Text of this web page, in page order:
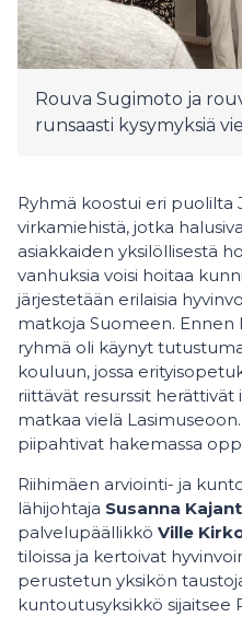
Rouva Sugimoto ja
runsaasti kysymyksiä
Ryhmä koostui eri puolilta
virkamiehistä, jotka
asiakkaiden yksilöllisestä
vanhuksia voisi hoitaa
järjestetään erilaisia
matkoja Suomeen. Ennen
ryhmä oli käynyt
kouluun, jossa
riittävät resurssit herättivät
matkaa vielä
piipahtivat hakemassa
Riihimäen arviointi- ja
lähijohtaja Susanna
palvelupäällikkö Ville
tiloissa ja kertoivat
perustetun yksikön
kuntoutusyksikkö sijaitsee